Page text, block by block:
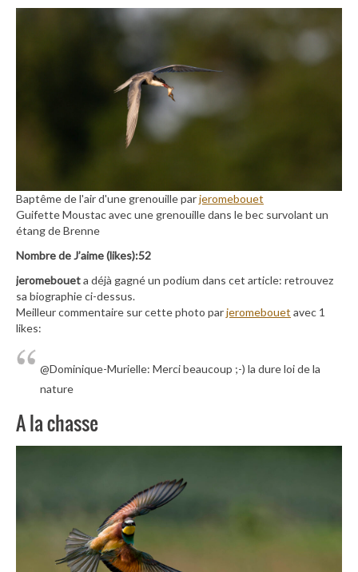
Baptême de l'air d'une grenouille parjeromebouet
Guifette Moustac avec une grenouille dans le bec survolant un
étang de Brenne
Nombre de J’aime (likes):52
jeromeboueta déjà gagné un podium dans cet article: retrouvez
sa biographie ci-dessus.
Meilleur commentaire sur cette photo parjeromebouet avec 1
likes:
@Dominique-Murielle: Merci beaucoup ;-) la dure loi de la
nature
A la chasse